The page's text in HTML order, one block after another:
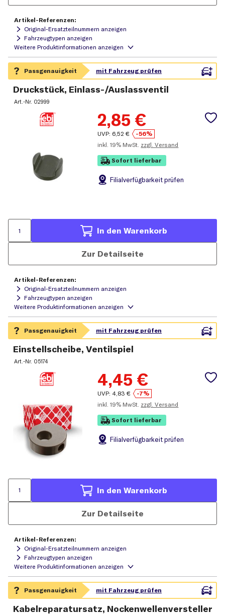
Artikel-Referenzen:
Original-Ersatzteilnummern anzeigen
Fahrzeugtypen anzeigen
Druckstück, Einlass-/Auslassventil
Art.-Nr. 02999
2,85 €
UVP: 6,52 €
-56%
inkl. 19% MwSt. zzgl. Versand
Sofort lieferbar
Filialverfügbarkeit prüfen
In den Warenkorb
Zur Detailseite
Artikel-Referenzen:
Original-Ersatzteilnummern anzeigen
Fahrzeugtypen anzeigen
Einstellscheibe, Ventilspiel
Art.-Nr. 05174
4,45 €
UVP: 4,83 €
-7%
inkl. 19% MwSt. zzgl. Versand
Sofort lieferbar
Filialverfügbarkeit prüfen
In den Warenkorb
Zur Detailseite
Artikel-Referenzen:
Original-Ersatzteilnummern anzeigen
Fahrzeugtypen anzeigen
Kabelreparatursatz, Nockenwellenversteller